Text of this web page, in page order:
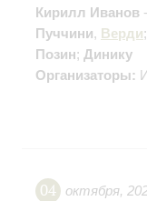
Кирилл Иванов
Пуччини, Верди;
Позин; Динику
Организаторы:
04 октября,